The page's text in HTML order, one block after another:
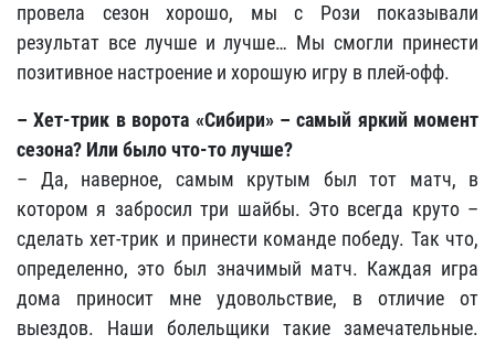
провела сезон хорошо, мы с Рози показывали
результат все лучше и лучше… Мы смогли принести
позитивное настроение и хорошую игру в плей-офф.
– Хет-трик в ворота «Сибири» – самый яркий момент
сезона? Или было что-то лучше?
– Да, наверное, самым крутым был тот матч, в
котором я забросил три шайбы. Это всегда круто –
сделать хет-трик и принести команде победу. Так что,
определенно, это был значимый матч. Каждая игра
дома приносит мне удовольствие, в отличие от
выездов. Наши болельщики такие замечательные.